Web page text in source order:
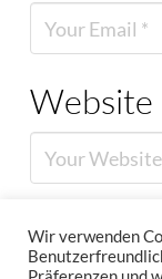
Website
Wir verwenden